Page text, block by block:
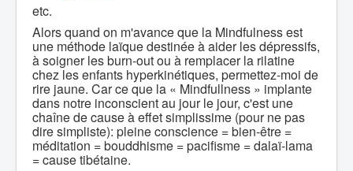
etc.
Alors quand on m'avance que la Mindfulness est
une méthode laïque destinée à aider les dépressifs,
à soigner les burn-out ou à remplacer la rilatine
chez les enfants hyperkinétiques, permettez-moi de
rire jaune. Car ce que la « Mindfullness » implante
dans notre inconscient au jour le jour, c'est une
chaîne de cause à effet simplissime (pour ne pas
dire simpliste): pleine conscience = bien-être =
méditation = bouddhisme = pacifisme = dalaï-lama
= cause tibétaine.